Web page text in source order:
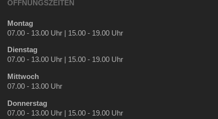
ÖFFNUNGSZEITEN
Montag
07.00 - 13.00 Uhr | 15.00 - 19.00 Uhr
Dienstag
07.00 - 13.00 Uhr | 15.00 - 19.00 Uhr
Mittwoch
07.00 - 13.00 Uhr
Donnerstag
07.00 - 13.00 Uhr | 15.00 - 19.00 Uhr